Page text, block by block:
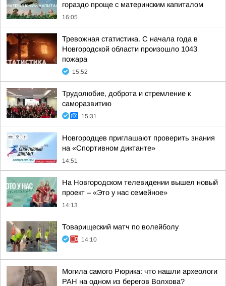
гораздо проще с материнским капиталом
16:05
Тревожная статистика. С начала года в
Новгородской области произошло 1043
пожара
15:52
Трудолюбие, доброта и стремление к
саморазвитию
15:31
Новгородцев приглашают проверить знания
на «Спортивном диктанте»
14:51
На Новгородском телевидении вышел новый
проект – «Это у нас семейное»
14:13
Товарищеский матч по волейболу
14:10
Могила самого Рюрика: что нашли археологи
РАН на одном из берегов Волхова?